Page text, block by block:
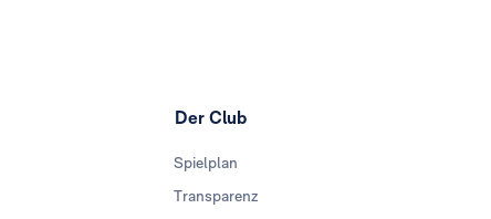
Der Club
Spielplan
Transparenz